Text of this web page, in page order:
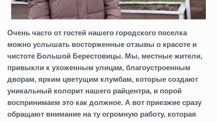
Очень часто от гостей нашего городского поселка
можно услышать восторженные отзывы о красоте и
чистоте Большой Берестовицы. Мы, местные жители,
привыкли к ухоженным улицам, благоустроенным
дворам, ярким цветущим клумбам, которые создают
уникальный колорит нашего райцентра, и порой
воспринимаем это как должное. А вот приезжие сразу
обращают внимание на ту огромную работу, которая